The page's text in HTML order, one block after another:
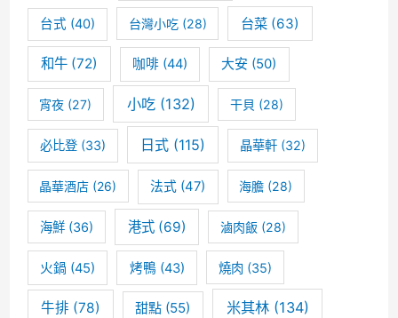
覽
台式 (40) 台灣小吃(28) 台菜 (63)
和牛(72) 咖啡(44) 大安 (50)
宵夜 (27) 小吃(132) 干貝 (28)
必比登(33) 日式 (115) 晶華軒 (32)
晶華酒店 (26) 法式 (47) 海膽 (28)
海鮮(36) 港式(69) 滷肉飯 (28)
火鍋 (45) 烤鴨(43) 燒肉 (35)
牛排 (78) 甜點 (55) 米其林(134)